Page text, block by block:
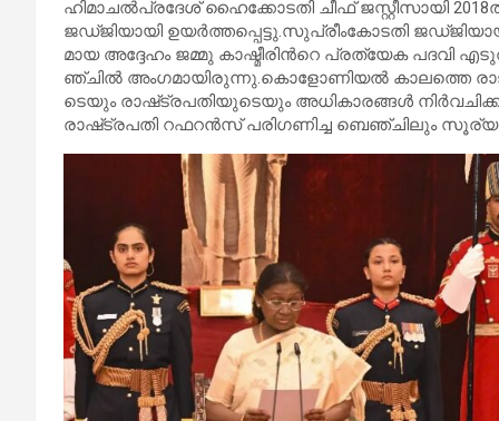
ഹി​​​​മാ​​​​ച​​​​ൽ​​​പ്ര​​​​ദേ​​​​ശ് ഹൈ​​​​ക്കോ​​​​ട​​​​തി​ ചീ​​​​ഫ് ജ​​​​സ്റ്റീ​​​​സാ​​​​യി
ജ​​​​ഡ്ജി​​​​യാ​​​​യി ഉ​​​​യ​​​​ർ​​​​ത്ത​​​​പ്പെ​​​​ട്ടു.സു​​​​പ്രീം​​​കോ​​​​ട​​​​തി
മാ​​​​യ അ​​​ദ്ദേ​​​ഹം ജ​​​​മ്മു കാ​​​​ഷ്മീ​​​​രി​​​​ന്‍റെ പ്ര​​​​ത്യേ​​​​ക പ​​​​ദ​​​​വി
ഞ്ചി​​​​ൽ അം​​​​ഗ​​​​മാ​​​​യി​​​​രു​​​​ന്നു.കൊ​​​​ളോ​​​​ണി​​​​യ​​​​ൽ കാ​​​​ല​​​​ത്തെ
ടെ​​​​യും രാ​​​​ഷ്‌​​​ട്ര​​​​പ​​​​തി​​​​യു​​​​ടെ​​​​യും അ​​​​ധി​​​​കാ​​​​ര​​​​ങ്ങ​​​​ൾ
രാ​​​​ഷ്‌​​​ട്ര​​​​പ​​​​തി റ​​​​ഫ​​​​റ​​​​ൻ​​​​സ് പ​​​​രി​​​​ഗ​​​​ണി​​​​ച്ച ബെ​​​​ഞ്ചി​​​​ലും